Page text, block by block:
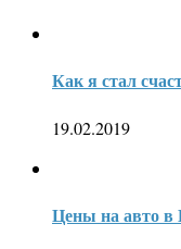
Как я стал
19.02.2019
Цены на авто в